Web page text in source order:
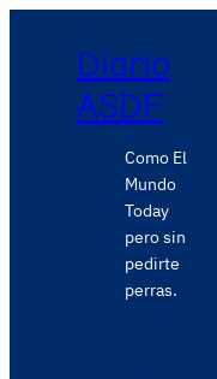
Diario
ASDF
Como El
Mundo
Today
pero sin
pedirte
perras.